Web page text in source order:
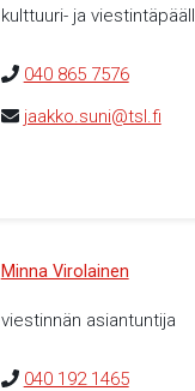
kulttuuri- ja
040 865 7576
jaakko.suni@tsl.fi
Minna Virolainen
viestinnän asiantuntija
040 192 1465